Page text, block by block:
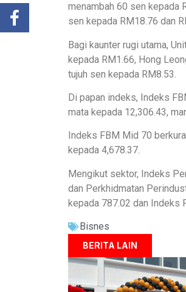
menambah 60 sen kepada
sen kepada RM18.76 dan
Bagi kaunter rugi utama,
kepada RM1.66, Hong
tujuh sen kepada RM8.53.
Di papan indeks, Indeks
mata kepada 12,306.43,
Indeks FBM Mid 70
kepada 4,678.37.
Mengikut sektor, Indeks
dan Perkhidmatan
kepada 787.02 dan Indeks
Bisnes
BERITA LAIN